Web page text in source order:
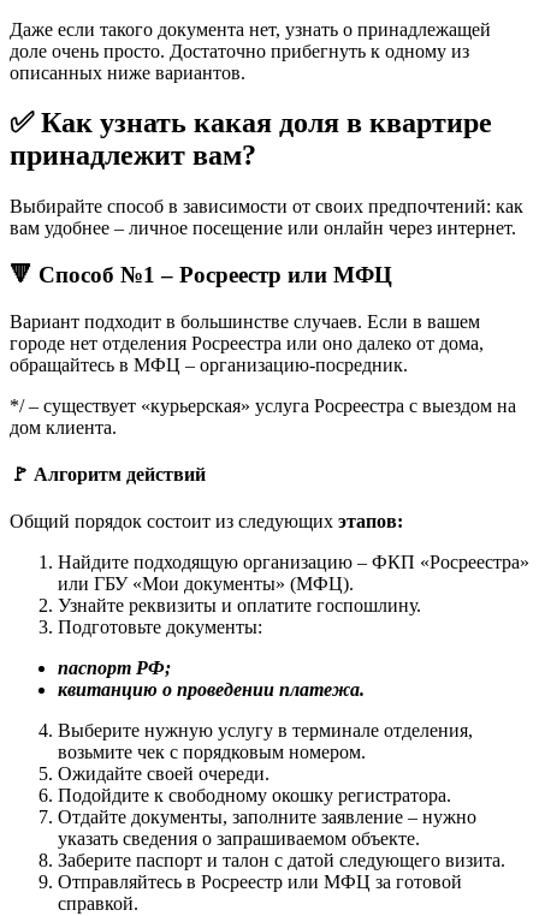
Даже если такого документа нет, узнать о принадлежащей
доле очень просто. Достаточно прибегнуть к одному из
описанных ниже вариантов.
✅ Как узнать какая доля в квартире
принадлежит вам?
Выбирайте способ в зависимости от своих предпочтений: как
вам удобнее – личное посещение или онлайн через интернет.
🔻 Способ №1 – Росреестр или МФЦ
Вариант подходит в большинстве случаев. Если в вашем
городе нет отделения Росреестра или оно далеко от дома,
обращайтесь в МФЦ – организацию-посредник.
*/ – существует «курьерская» услуга Росреестра с выездом на
дом клиента.
🚩 Алгоритм действий
Общий порядок состоит из следующих этапов:
Найдите подходящую организацию – ФКП «Росреестра»
или ГБУ «Мои документы» (МФЦ).
Узнайте реквизиты и оплатите госпошлину.
Подготовьте документы:
паспорт РФ;
квитанцию о проведении платежа.
Выберите нужную услугу в терминале отделения,
возьмите чек с порядковым номером.
Ожидайте своей очереди.
Подойдите к свободному окошку регистратора.
Отдайте документы, заполните заявление – нужно
указать сведения о запрашиваемом объекте.
Заберите паспорт и талон с датой следующего визита.
Отправляйтесь в Росреестр или МФЦ за готовой
справкой.